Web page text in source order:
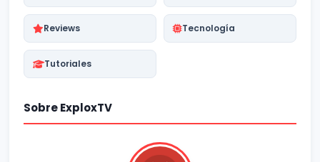
Reviews Tecnología
Tutoriales
Sobre ExploxTV